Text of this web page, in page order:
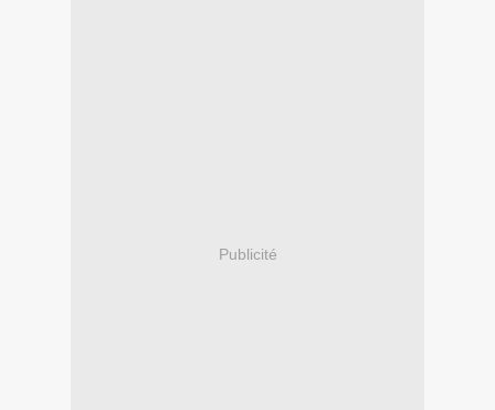
Publicité